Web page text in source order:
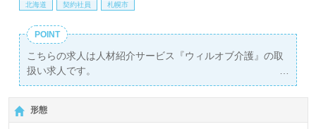
北海道 契約社員 札幌市
POINT
こちらの求人は人材紹介サービス『ウィルオブ介護』の取
扱い求人です。
詳細に関してお気軽にご相談ください♪
【無料】で皆さんの転職活動をサポートいたします。
形態